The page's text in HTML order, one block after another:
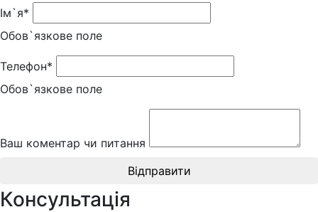
Ім`я*
Обов`язкове поле
Телефон*
Обов`язкове поле
Ваш коментар чи питання
Відправити
Консультація